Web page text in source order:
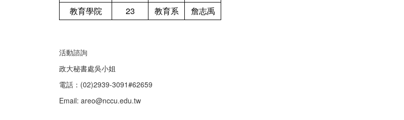
教育學院
23 教育系 詹志禹
活動諮詢
政大秘書處吳小姐
電話：(02)2939-3091#62659
Email: areo@nccu.edu.tw